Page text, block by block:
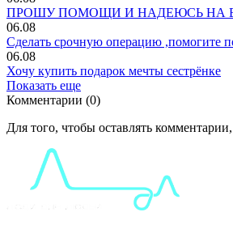
ПРОШУ ПОМОЩИ И НАДЕЮСЬ НА
06.08
Сделать срочную операцию ,помогите
06.08
Хочу купить подарок мечты сестрёнке
Показать еще
Комментарии (0)
Для того, чтобы оставлять комментарии,